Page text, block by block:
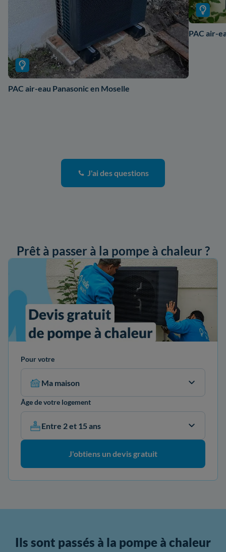
PAC air-eau Panasonic en Moselle
PAC air-
J'ai des questions
Prêt à passer à la pompe à chaleur ?
Pour votre
Ma maison
Âge de votre logement
Entre 2 et 15 ans
J'obtiens un devis gratuit
Ils sont passés à la pompe à chaleur